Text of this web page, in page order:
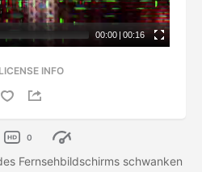
00:00 | 00:16
LICENSE INFO
0
Fernsehbildschirms schwanken